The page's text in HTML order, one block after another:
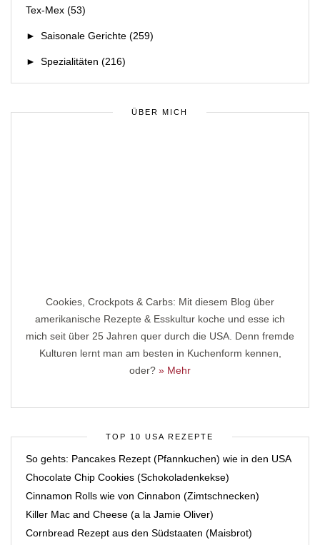
Tex-Mex (53)
► Saisonale Gerichte (259)
► Spezialitäten (216)
ÜBER MICH
Cookies, Crockpots & Carbs: Mit diesem Blog über
amerikanische Rezepte & Esskultur koche und esse ich
mich seit über 25 Jahren quer durch die USA. Denn fremde
Kulturen lernt man am besten in Kuchenform kennen,
oder? » Mehr
TOP 10 USA REZEPTE
So gehts: Pancakes Rezept (Pfannkuchen) wie in den USA
Chocolate Chip Cookies (Schokoladenkekse)
Cinnamon Rolls wie von Cinnabon (Zimtschnecken)
Killer Mac and Cheese (a la Jamie Oliver)
Cornbread Rezept aus den Südstaaten (Maisbrot)